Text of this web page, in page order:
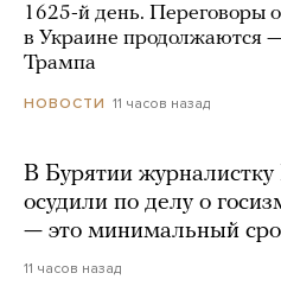
1625-й день. Переговоры
в Украине продолжаются
Трампа
НОВОСТИ 11 часов назад
В Бурятии
осудили по делу о
— это минимальный
11 часов назад